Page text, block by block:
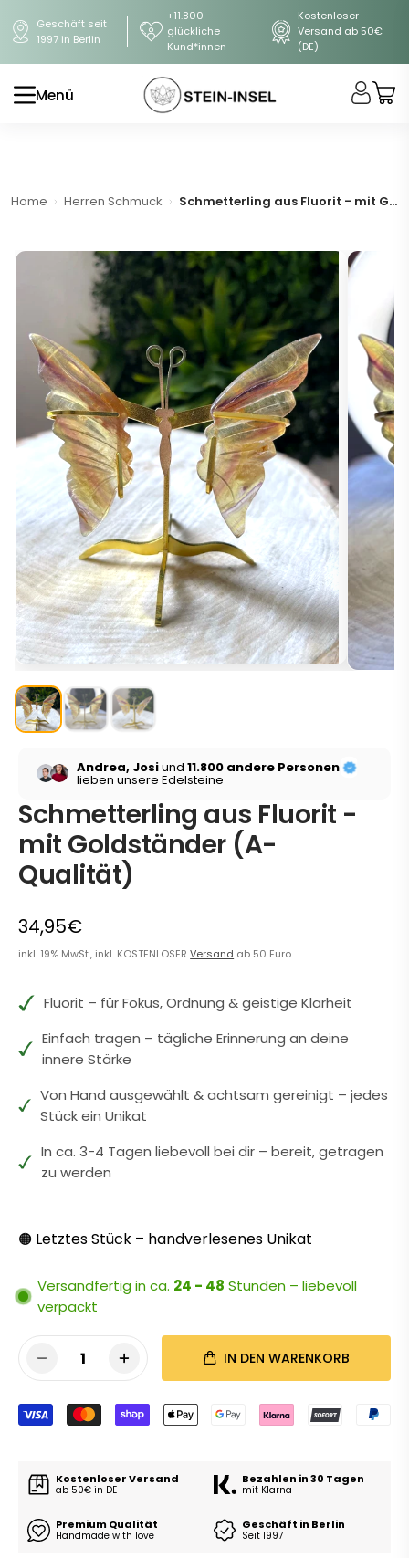
Geschäft seit
1997 in Berlin
+11.800
glückliche
Kund*innen
Kostenloser
Versand ab 50€
(DE)
Menü
Home Herren Schmuck Schmetterling aus Fluorit - mit Goldständer (A-Qualität)
Andrea, Josiund11.800 andere Personen
lieben unsere Edelsteine
Schmetterling aus Fluorit -
mit Goldständer (A-
Qualität)
34,95€
inkl. 19% MwSt., inkl. KOSTENLOSERVersand ab 50 Euro
Fluorit – für Fokus, Ordnung & geistige Klarheit
Einfach tragen – tägliche Erinnerung an deine
innere Stärke
Von Hand ausgewählt & achtsam gereinigt – jedes
Stück ein Unikat
In ca. 3-4 Tagen liebevoll bei dir – bereit, getragen
zu werden
🟠 Letztes Stück – handverlesenes Unikat
Versandfertig in ca. 24 - 48 Stunden – liebevoll
verpackt
1 IN DEN WARENKORB
Kostenloser Versand
ab 50€ in DE
Bezahlen in 30 Tagen
mit Klarna
Premium Qualität
Handmade with love
Geschäft in Berlin
Seit 1997